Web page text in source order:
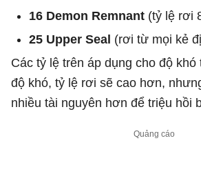
16 Demon Remnant (tỷ lệ rơi
25 Upper Seal (rơi từ mọi kẻ
Các tỷ lệ trên áp dụng cho độ
độ khó, tỷ lệ rơi sẽ cao hơn,
nhiều tài nguyên hơn để triệu hồi